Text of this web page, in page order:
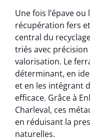
Une fois l’épave
récupération fers
central du
triés avec
valorisation. Le
déterminant, en
et en les intégrant
efficace. Grâce à
Charleval, ces
en réduisant la
naturelles.